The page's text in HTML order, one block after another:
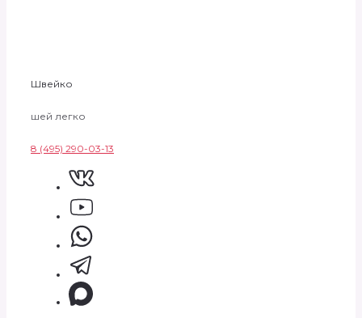
Швейко
шей легко
8 (495) 290-03-13